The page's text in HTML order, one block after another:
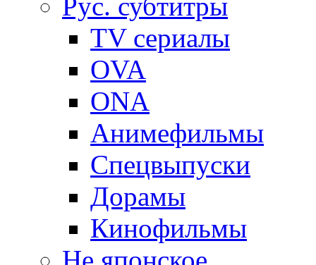
TV сериалы
OVA
ONA
Анимефильмы
Спецвыпуски
Дорамы
Кинофильмы